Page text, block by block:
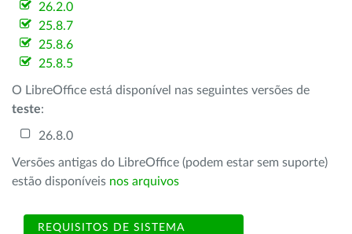
26.2.0
25.8.7
25.8.6
25.8.5
O LibreOffice está disponível nas seguintes versões de
teste:
26.8.0
Versões antigas do LibreOffice (podem estar sem suporte)
estão disponíveis nos arquivos
REQUISITOS DE SISTEMA